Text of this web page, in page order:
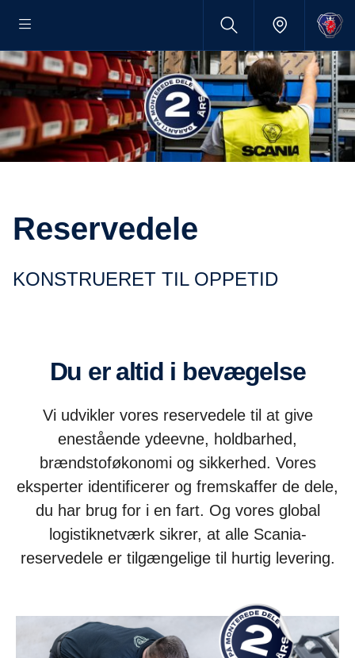
Reservedele
KONSTRUERET TIL OPPETID
Du er altid i bevægelse
Vi udvikler vores reservedele til at give
enestående ydeevne, holdbarhed,
brændstoføkonomi og sikkerhed. Vores
eksperter identificerer og fremskaffer de dele,
du har brug for i en fart. Og vores global
logistiknetværk sikrer, at alle Scania-
reservedele er tilgængelige til hurtig levering.